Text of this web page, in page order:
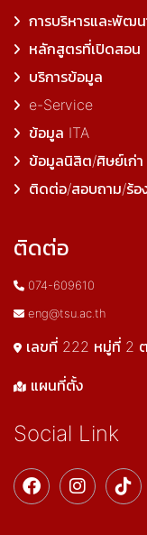
การบริหารและพัฒ
หลักสูตรที่เปิดสอน
บริการข้อมูล
e-Service
ข้อมูล ITA
ข้อมูลนิสิต/ศิษย์เก่า
ติดต่อ/สอบถาม/ร้อ
ติดต่อ
074-609610
eng@tsu.ac.th
เลขที่ 222 หมู่ที่ 2
แผนที่ตั้ง
Social Link